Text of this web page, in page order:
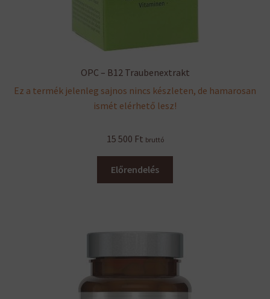
OPC – B12 Traubenextrakt
Ez a termék jelenleg sajnos nincs készleten, de hamarosan
ismét elérhető lesz!
15 500 Ft bruttó
Előrendelés